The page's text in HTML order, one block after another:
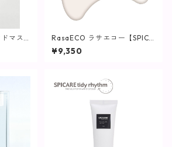
マス
RasaECO ラサエコー【SPICA
RE】
¥9,350